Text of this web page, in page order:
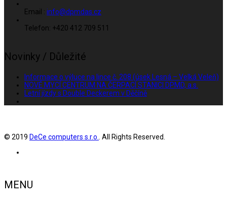
Email : info@dpmdas.cz
Telefon: +420 412 709 511
Novinky / Důležité
Informace o výluce na lince č. 208 (úsek Lesná – Velká Veleň)
NOVÉ MYCÍ CENTRUM NA ČERPACÍ STANICI DPMD, a.s.
Letní jízdy s Double Deckerem v Děčíně
© 2019 DeCe computers s.r.o. . All Rights Reserved.
MENU